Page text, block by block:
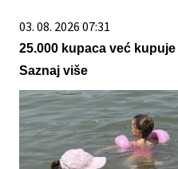
03. 08. 2026 07:31
25.000 kupaca već
Saznaj više